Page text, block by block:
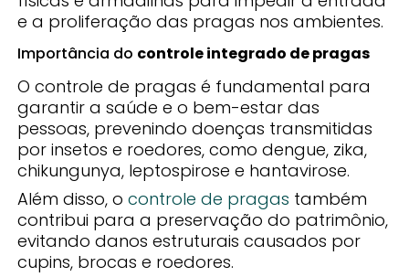
e a proliferação das pragas nos ambientes.
Importância do controle integrado de pragas
O controle de pragas é fundamental para
garantir a saúde e o bem-estar das
pessoas, prevenindo doenças transmitidas
por insetos e roedores, como dengue, zika,
chikungunya, leptospirose e hantavirose.
Além disso, ocontrole de pragas também
contribui para a preservação do patrimônio,
evitando danos estruturais causados por
cupins, brocas e roedores.